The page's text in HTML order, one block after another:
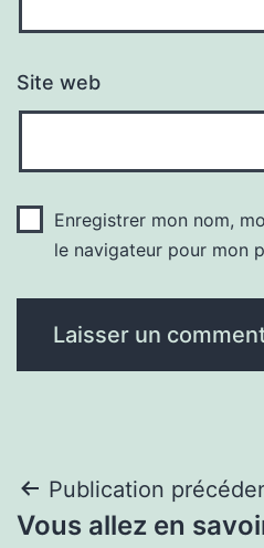
Site web
Enregistrer mon nom,
le navigateur pour mon
Navigation
Publication
Vous allez en